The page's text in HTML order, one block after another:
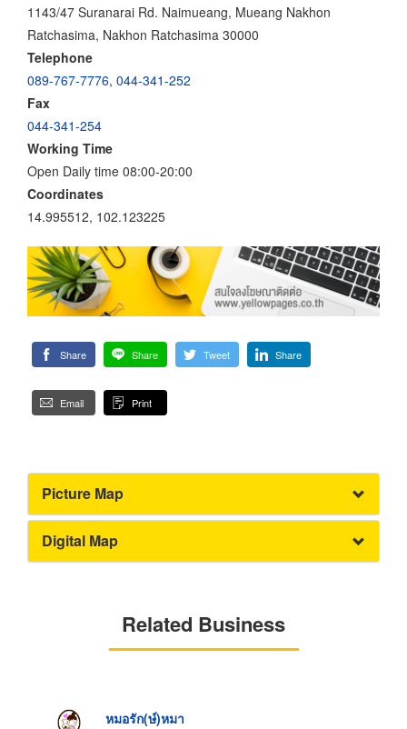
1143/47 Suranarai Rd. Naimueang, Mueang Nakhon
Ratchasima, Nakhon Ratchasima 30000
Telephone
089-767-7776, 044-341-252
Fax
044-341-254
Working Time
Open Daily time 08:00-20:00
Coordinates
14.995512, 102.123225
Share Share Tweet Share
Email Print
Picture Map
Digital Map
Related Business
หมอรัก(ษ์)หมา